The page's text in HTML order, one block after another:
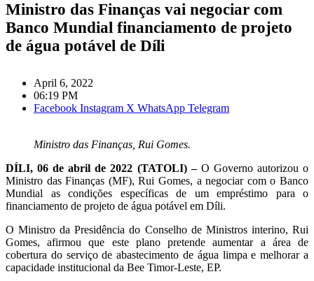
Ministro das Finanças vai negociar com
Banco Mundial financiamento de projeto
de água potável de Díli
April 6, 2022
06:19 PM
Facebook Instagram X WhatsApp Telegram
Ministro das Finanças, Rui Gomes.
DÍLI, 06 de abril de 2022 (TATOLI) –O Governo autorizou o
Ministro das Finanças (MF), Rui Gomes, a negociar com o Banco
Mundial as condições específicas de um empréstimo para o
financiamento de projeto de água potável em Díli.
O Ministro da Presidência do Conselho de Ministros interino, Rui
Gomes, afirmou que este plano pretende aumentar a área de
cobertura do serviço de abastecimento de água limpa e melhorar a
capacidade institucional da Bee Timor-Leste, EP.